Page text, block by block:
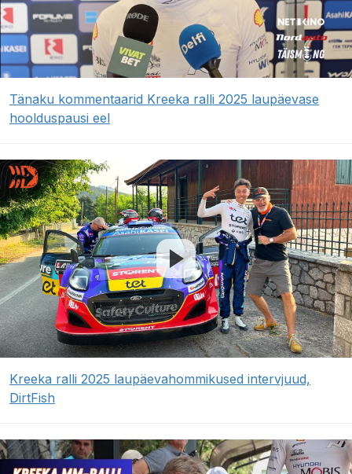
Tänaku kommentaarid Kreeka ralli 2025 laupäevase
hoolduspausi eel
Kreeka ralli 2025 laupäevahommikused intervjuud,
DirtFish